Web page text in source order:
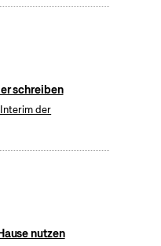
schreiben
der
nutzen